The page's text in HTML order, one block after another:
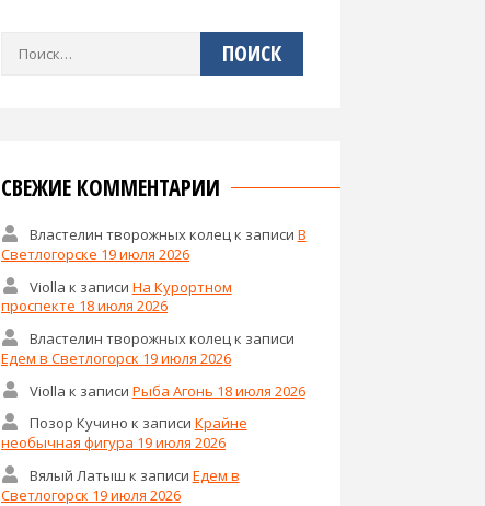
Найти:
СВЕЖИЕ КОММЕНТАРИИ
Властелин творожных колецк записи В
Светлогорске 19 июля 2026
Violla к записи На Курортном
проспекте 18 июля 2026
Властелин творожных колецк записи
Едем в Светлогорск 19 июля 2026
Violla к записи Рыба Агонь 18 июля 2026
Позор Кучино к записи Крайне
необычная фигура 19 июля 2026
Вялый Латыш к записи Едем в
Светлогорск 19 июля 2026